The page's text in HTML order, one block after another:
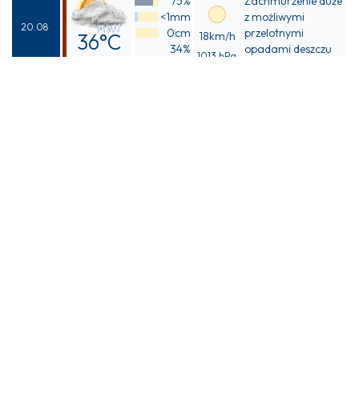
40°C
20.08
36°C
<1mm
0cm
34%
18km/h
1013 hPa
z możliwymi
przelotnymi
opadami deszczu